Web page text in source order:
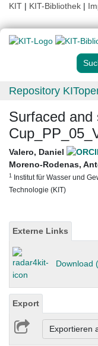
KIT | KIT-Bibliothek |
Repository
Surfaced and
Valero, Daniel
Moreno-Rodenas,
1 Institut für Wasser und
Technologie (KIT)
Externe Links
Download
Export